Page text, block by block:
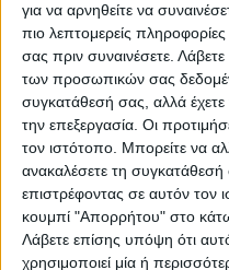
για να αρνηθείτε να
πιο λεπτομερείς πληροφορίες
σας πριν συναινέσετε.
των προσωπικών σας
συγκατάθεσή σας, αλλά έχετε
την επεξεργασία. Οι
τον ιστότοπο. Μπορείτε να
ανακαλέσετε τη
επιστρέφοντας σε αυτόν τον
κουμπί "Απορρήτου" στο κάτω
Λάβετε επίσης υπόψη ότι
χρησιμοποιεί μία ή
Δοκιμάστε να